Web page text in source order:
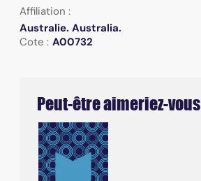
Affiliation :
Australie. Australia.
Cote : A00732
Peut-être aimeriez-vous